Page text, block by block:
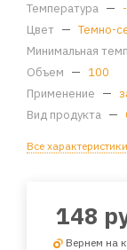
Температура —
Цвет — Темно-
Минимальная
Объем — 100
Применение —
Вид продукта —
Все характеристики
148
Вернем на